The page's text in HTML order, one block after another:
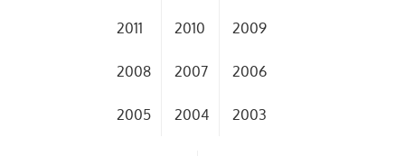
2011 2010 2009
2008 2007 2006
2005 2004 2003